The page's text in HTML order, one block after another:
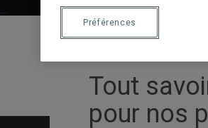
Tout
pour nos
Préférences